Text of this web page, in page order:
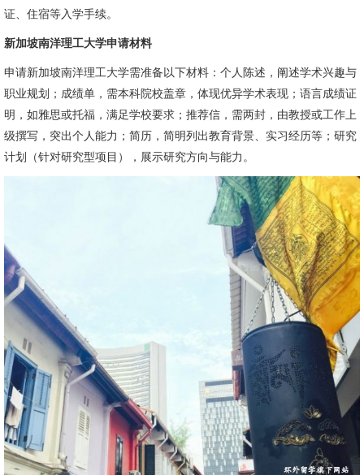
证、住宿等入学手续。
新加坡南洋理工大学申请材料
申请新加坡南洋理工大学需准备以下材料：个人陈述，阐述学术兴趣与
职业规划；成绩单，需本科院校盖章，体现优异学术表现；语言成绩证
明，如雅思或托福，满足学校要求；推荐信，需两封，由教授或工作上
级撰写，突出个人能力；简历，简明列出教育背景、实习经历等；研究
计划（针对研究型项目），展示研究方向与能力。